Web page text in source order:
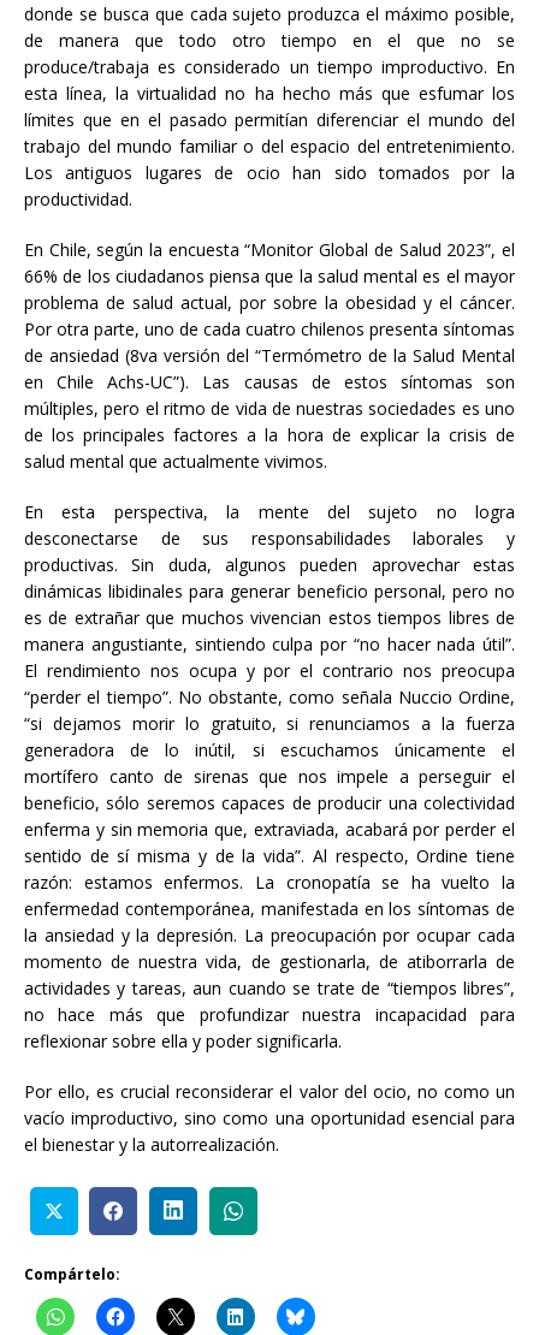
donde se busca que cada sujeto produzca el máximo posible,
de manera que todo otro tiempo en el que no se
produce/trabaja es considerado un tiempo improductivo. En
esta línea, la virtualidad no ha hecho más que esfumar los
límites que en el pasado permitían diferenciar el mundo del
trabajo del mundo familiar o del espacio del entretenimiento.
Los antiguos lugares de ocio han sido tomados por la
productividad.
En Chile, según la encuesta “Monitor Global de Salud 2023”, el
66% de los ciudadanos piensa que la salud mental es el mayor
problema de salud actual, por sobre la obesidad y el cáncer.
Por otra parte, uno de cada cuatro chilenos presenta síntomas
de ansiedad (8va versión del “Termómetro de la Salud Mental
en Chile Achs-UC”). Las causas de estos síntomas son
múltiples, pero el ritmo de vida de nuestras sociedades es uno
de los principales factores a la hora de explicar la crisis de
salud mental que actualmente vivimos.
En esta perspectiva, la mente del sujeto no logra
desconectarse de sus responsabilidades laborales y
productivas. Sin duda, algunos pueden aprovechar estas
dinámicas libidinales para generar beneficio personal, pero no
es de extrañar que muchos vivencian estos tiempos libres de
manera angustiante, sintiendo culpa por “no hacer nada útil”.
El rendimiento nos ocupa y por el contrario nos preocupa
“perder el tiempo”. No obstante, como señala Nuccio Ordine,
“si dejamos morir lo gratuito, si renunciamos a la fuerza
generadora de lo inútil, si escuchamos únicamente el
mortífero canto de sirenas que nos impele a perseguir el
beneficio, sólo seremos capaces de producir una colectividad
enferma y sin memoria que, extraviada, acabará por perder el
sentido de sí misma y de la vida”. Al respecto, Ordine tiene
razón: estamos enfermos. La cronopatía se ha vuelto la
enfermedad contemporánea, manifestada en los síntomas de
la ansiedad y la depresión. La preocupación por ocupar cada
momento de nuestra vida, de gestionarla, de atiborrarla de
actividades y tareas, aun cuando se trate de “tiempos libres”,
no hace más que profundizar nuestra incapacidad para
reflexionar sobre ella y poder significarla.
Por ello, es crucial reconsiderar el valor del ocio, no como un
vacío improductivo, sino como una oportunidad esencial para
el bienestar y la autorrealización.
Compártelo: